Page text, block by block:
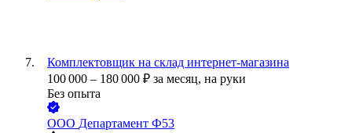
Комплектовщик на склад интернет-магазина
100 000 – 180 000 ₽ за месяц, на руки
Без опыта
ООО Департамент Ф53